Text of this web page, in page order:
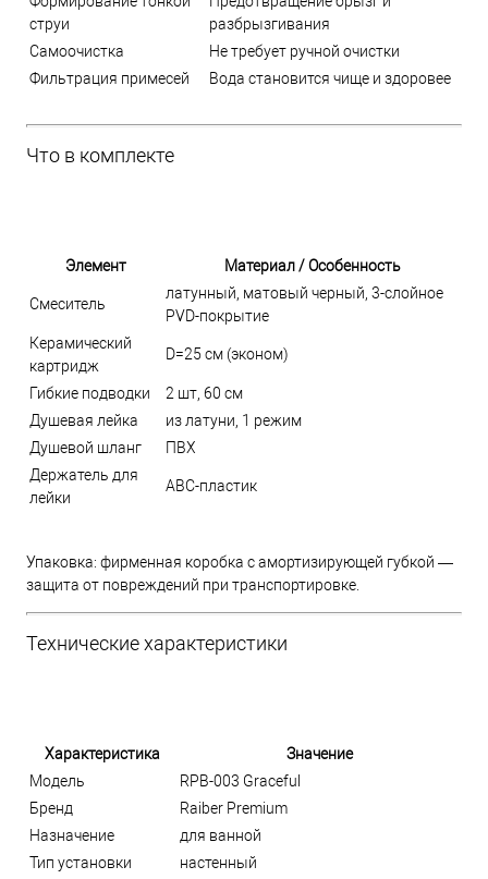
струи
разбрызгивания
Самоочистка
Не требует ручной очистки
Фильтрация примесей
Вода становится чище и здоровее
Что в комплекте
Элемент Материал / Особенность
Смеситель
латунный, матовый черный, 3-слойное
PVD-покрытие
Керамический
картридж
D=25 см (эконом)
Гибкие подводки
2 шт, 60 см
Душевая лейка
из латуни, 1 режим
Душевой шланг
ПВХ
Держатель для
лейки
ABC-пластик
Упаковка: фирменная коробка с амортизирующей губкой —
защита от повреждений при транспортировке.
Технические характеристики
Характеристика
Значение
Модель
RPB-003 Graceful
Бренд
Raiber Premium
Назначение
для ванной
Тип установки
настенный